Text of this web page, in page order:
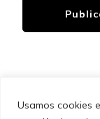
Usamos cookies